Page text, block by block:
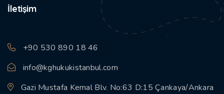
İletişim
+90 530 890 18 46
info@kghukukistanbul.com
Gazi Mustafa Kemal Blv. No:63 D:15 Çankaya/Ankara